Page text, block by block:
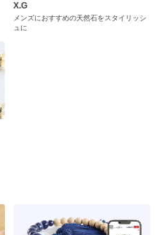
X.G
メンズにおすすめの天然石をスタイリッシ
ュに